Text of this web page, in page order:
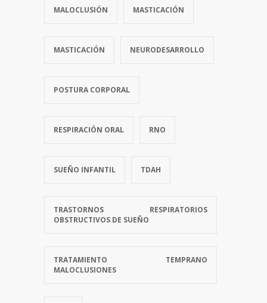
MALOCLUSIÓN MASTICACIÓN
MASTICACIÓN NEURODESARROLLO
POSTURA CORPORAL
RESPIRACIÓN ORAL RNO
SUEÑO INFANTIL TDAH
TRASTORNOS RESPIRATORIOS
OBSTRUCTIVOS DE SUEÑO
TRATAMIENTO TEMPRANO
MALOCLUSIONES